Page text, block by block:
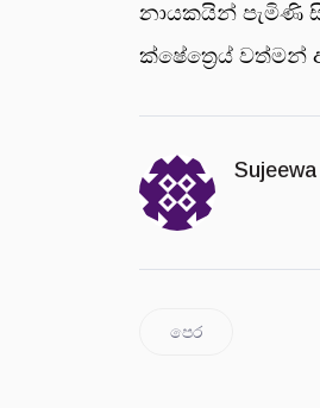
නායකයින් පැමිණි
ක්ෂේත්‍රෙය් වත්මන්
පෙර